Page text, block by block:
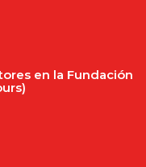
en la Fundación